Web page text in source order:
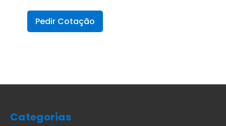
Pedir Cotação
Categorias